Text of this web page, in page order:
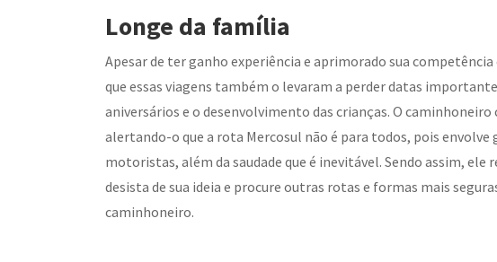
Longe da família
Apesar de ter ganho experiência e aprimorado sua
que essas viagens também o levaram a perder datas
aniversários e o desenvolvimento das crianças. O caminhoneiro
alertando-o que a rota Mercosul não é para todos, pois envolve
motoristas, além da saudade que é inevitável. Sendo assim, ele
desista de sua ideia e procure outras rotas e formas mais
caminhoneiro.